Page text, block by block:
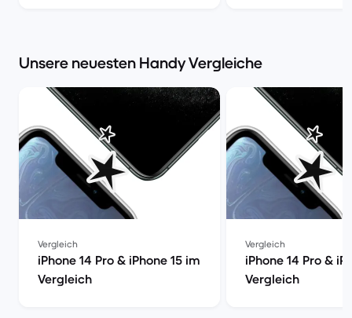
Unsere neuesten Handy Vergleiche
Vergleich
iPhone 14 Pro & iPhone 15 im
Vergleich
Vergleich
iPhone 14 Pro &
Vergleich